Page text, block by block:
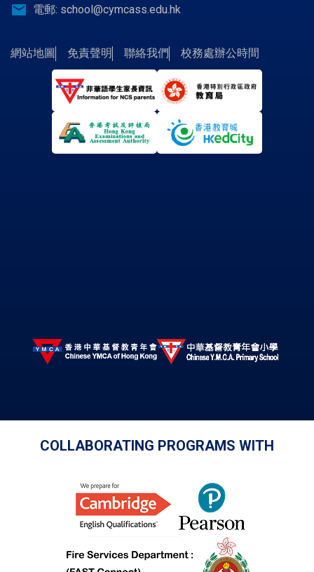
email 電郵: school@cymcass.edu.hk
網站地圖 免責聲明 聯絡我們 校務處辦公時間
COLLABORATING PROGRAMS WITH